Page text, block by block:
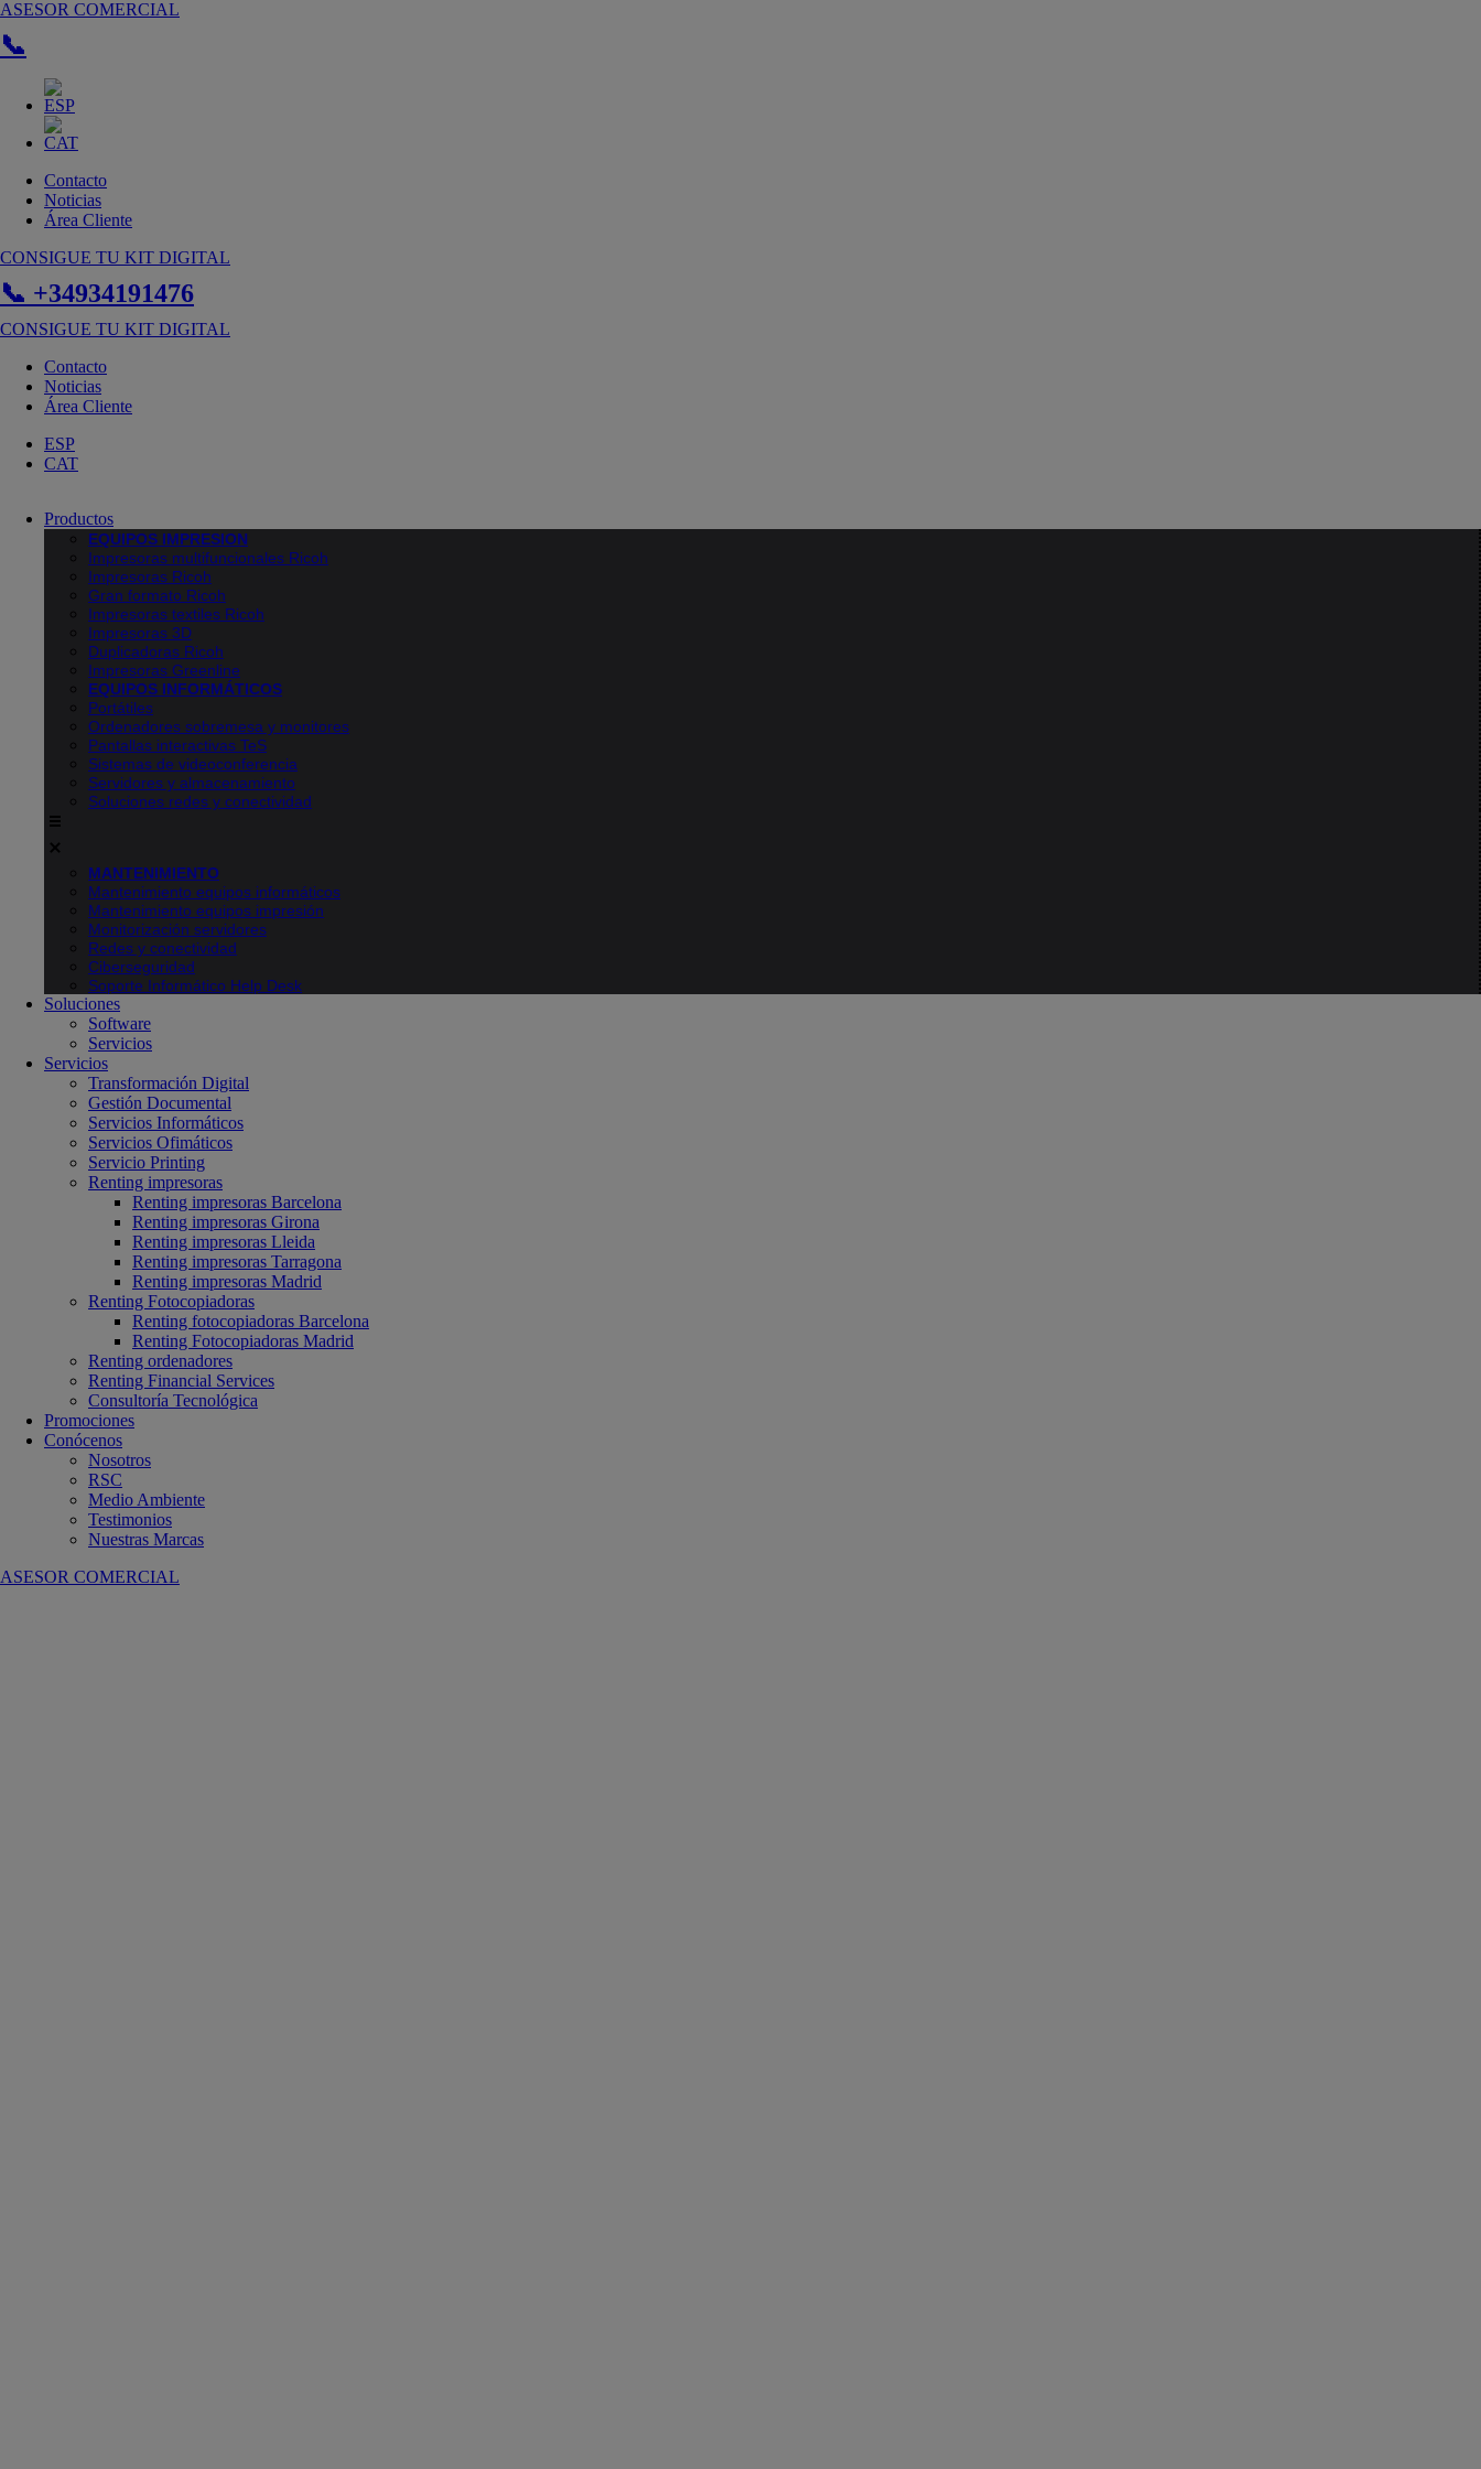
Ir
contenido
ASESOR COMERCIAL
📞
Contacto
Noticias
Área Cliente
CONSIGUE TU KIT DIGITAL
📞 +34934191476
CONSIGUE TU KIT DIGITAL
Contacto
Noticias
Área Cliente
ESP
CAT
Productos
EQUIPOS IMPRESION
Impresoras multifuncionales Ricoh
Impresoras Ricoh
Gran formato Ricoh
Impresoras textiles Ricoh
Impresoras 3D
Duplicadoras Ricoh
Impresoras Greenline
EQUIPOS INFORMÁTICOS
Portátiles
Ordenadores sobremesa y monitores
Pantallas interactivas TeS
Sistemas de videoconferencia
Servidores y almacenamiento
Soluciones redes y conectividad
MANTENIMIENTO
Mantenimiento equipos informáticos
Mantenimiento equipos impresión
Monitorización servidores
Redes y conectividad
Ciberseguridad
Soporte Informático Help Desk
Soluciones
Software
Servicios
Servicios
Transformación Digital
Gestión Documental
Servicios Informáticos
Servicios Ofimáticos
Servicio Printing
Renting impresoras
Renting impresoras Barcelona
Renting impresoras Girona
Renting impresoras Lleida
Renting impresoras Tarragona
Renting impresoras Madrid
Renting Fotocopiadoras
Renting fotocopiadoras Barcelona
Renting Fotocopiadoras Madrid
Renting ordenadores
Renting Financial Services
Consultoría Tecnológica
Promociones
Conócenos
Nosotros
RSC
Medio Ambiente
Testimonios
Nuestras Marcas
ASESOR COMERCIAL